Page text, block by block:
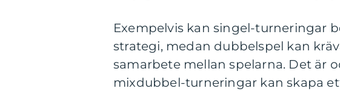
Exempelvis kan singel-turneringar
strategi, medan dubbelspel kan
samarbete mellan spelarna. Det är
mixdubbel-turneringar kan skapa